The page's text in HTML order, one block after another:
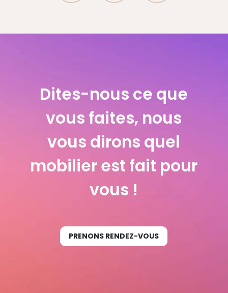
Dites-nous ce que
vous faites, nous
vous dirons quel
mobilier est fait pour
vous !
PRENONS RENDEZ-VOUS